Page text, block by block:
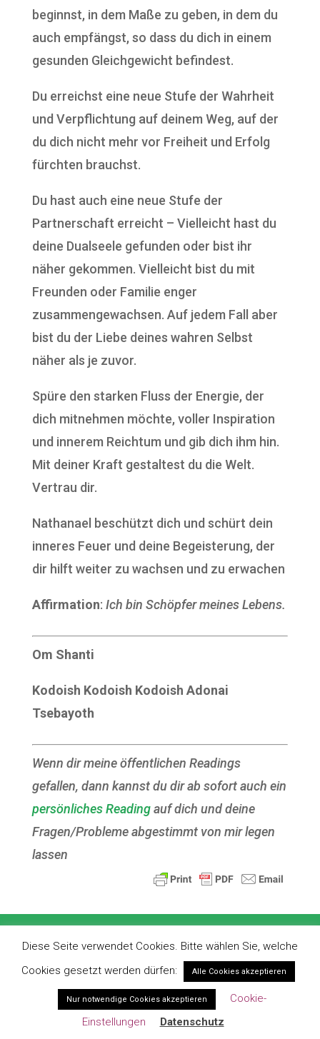
beginnst, in dem Maße zu geben, in dem du
auch empfängst, so dass du dich in einem
gesunden Gleichgewicht befindest.
Du erreichst eine neue Stufe der Wahrheit
und Verpflichtung auf deinem Weg, auf der
du dich nicht mehr vor Freiheit und Erfolg
fürchten brauchst.
Du hast auch eine neue Stufe der
Partnerschaft erreicht – Vielleicht hast du
deine Dualseele gefunden oder bist ihr
näher gekommen. Vielleicht bist du mit
Freunden oder Familie enger
zusammengewachsen. Auf jedem Fall aber
bist du der Liebe deines wahren Selbst
näher als je zuvor.
Spüre den starken Fluss der Energie, der
dich mitnehmen möchte, voller Inspiration
und innerem Reichtum und gib dich ihm hin.
Mit deiner Kraft gestaltest du die Welt.
Vertrau dir.
Nathanael beschützt dich und schürt dein
inneres Feuer und deine Begeisterung, der
dir hilft weiter zu wachsen und zu erwachen
Affirmation: Ich bin Schöpfer meines Lebens.
Om Shanti
Kodoish Kodoish Kodoish Adonai
Tsebayoth
Wenn dir meine öffentlichen Readings
gefallen, dann kannst du dir ab sofort auch ein
persönliches Readingauf dich und deine
Fragen/Probleme abgestimmt von mir legen
lassen
Newsletter
Kontraindikationen
Zahlung & Versand
Mein Konto
Diese Seite verwendet Cookies. Bitte wählen Sie, welche
Cookies gesetzt werden dürfen:
Alle Cookies akzeptieren
Nur notwendige Cookies akzeptieren
Cookie-
Einstellungen
Datenschutz